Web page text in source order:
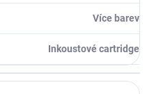
Více barev
Inkoustové cartridge